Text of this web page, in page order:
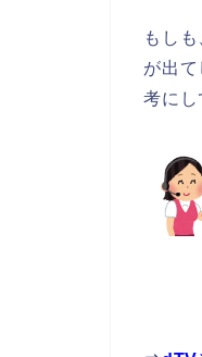
もし
が出
考にし